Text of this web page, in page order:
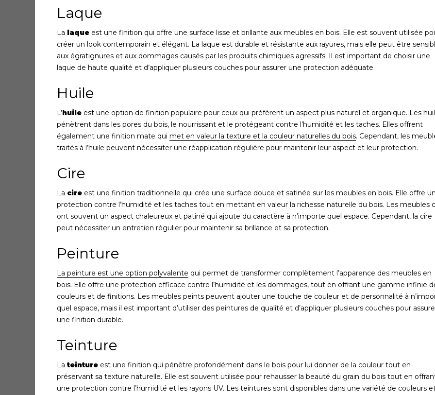
Laque
La laque est une finition qui offre une surface lisse et brillante aux meubles en bois. Elle est souvent utilisée
créer un look contemporain et élégant. La laque est durable et résistante aux rayures, mais elle peut être
aux égratignures et aux dommages causés par les produits chimiques agressifs. Il est important de choisir une
laque de haute qualité et d’appliquer plusieurs couches pour assurer une protection adéquate.
Huile
L’huile est une option de finition populaire pour ceux qui préfèrent un aspect plus naturel et organique. Les
pénètrent dans les pores du bois, le nourrissant et le protégeant contre l’humidité et les taches. Elles offrent
également une finition mate qui met en valeur la texture et la couleur naturelles du bois. Cependant, les
traités à l’huile peuvent nécessiter une réapplication régulière pour maintenir leur aspect et leur protection.
Cire
La cire est une finition traditionnelle qui crée une surface douce et satinée sur les meubles en bois. Elle offre
protection contre l’humidité et les taches tout en mettant en valeur la richesse naturelle du bois. Les meubles
ont souvent un aspect chaleureux et patiné qui ajoute du caractère à n’importe quel espace. Cependant, la cire
peut nécessiter un entretien régulier pour maintenir sa brillance et sa protection.
Peinture
La peinture est une option polyvalente qui permet de transformer complètement l’apparence des meubles en
bois. Elle offre une protection efficace contre l’humidité et les dommages, tout en offrant une gamme infinie
couleurs et de finitions. Les meubles peints peuvent ajouter une touche de couleur et de personnalité à
quel espace, mais il est important d’utiliser des peintures de qualité et d’appliquer plusieurs couches pour
une finition durable.
Teinture
La teinture est une finition qui pénètre profondément dans le bois pour lui donner de la couleur tout en
préservant sa texture naturelle. Elle est souvent utilisée pour rehausser la beauté du grain du bois tout en
une protection contre l’humidité et les rayons UV. Les teintures sont disponibles dans une variété de couleurs